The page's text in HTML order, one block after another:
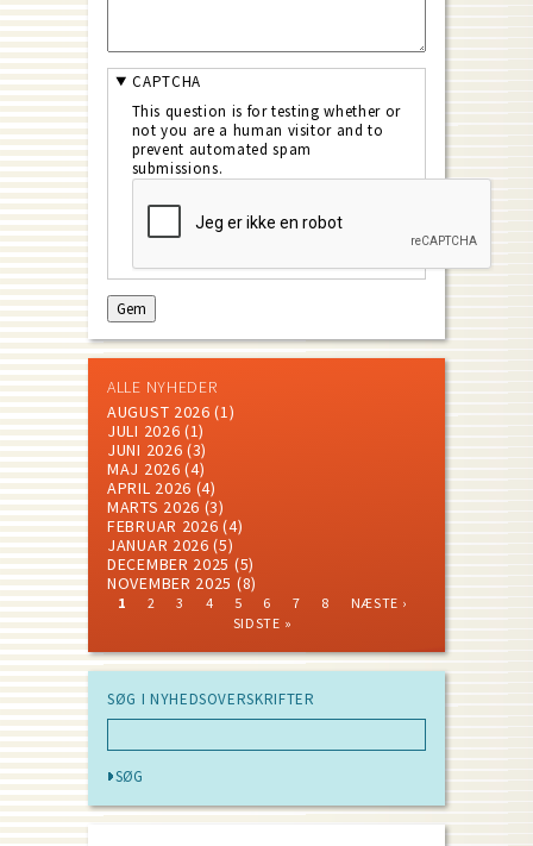
CAPTCHA
This question is for testing whether or
not you are a human visitor and to
prevent automated spam
submissions.
ALLE NYHEDER
AUGUST 2026 (1)
JULI 2026 (1)
JUNI 2026 (3)
MAJ 2026 (4)
APRIL 2026 (4)
MARTS 2026 (3)
FEBRUAR 2026 (4)
JANUAR 2026 (5)
DECEMBER 2025 (5)
NOVEMBER 2025 (8)
CURRENT
1 PAGE
2 PAGE
3 PAGE
4 PAGE
5 PAGE
6 PAGE
7 PAGE
8
NEXT
NÆSTE ›
SIDSTE »
SØG I NYHEDSOVERSKRIFTER